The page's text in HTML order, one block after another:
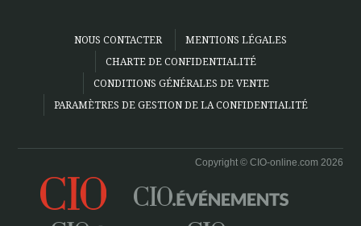
NOUS CONTACTER
MENTIONS LÉGALES
CHARTE DE CONFIDENTIALITÉ
CONDITIONS GÉNÉRALES DE VENTE
PARAMÈTRES DE GESTION DE LA CONFIDENTIALITÉ
Copyright © CIO-online.com 2026